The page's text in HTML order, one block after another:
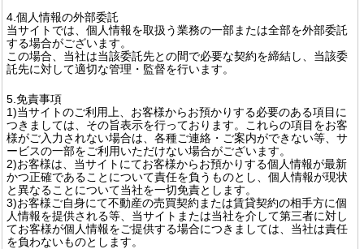
4.個人情報の外部委託
当サイトでは、個人情報を取扱う業務の一部または全部を外部委託
する場合がございます。
この場合、当社は当該委託先との間で必要な契約を締結し、当該委
託先に対して適切な管理・監督を行います。
5.免責事項
1)当サイトのご利用上、お客様からお預かりする必要のある項目に
つきましては、その旨表示を行っております。これらの項目をお客
様がご入力されない場合は、各種ご連絡・ご案内ができない等、サ
ービスの一部をご利用いただけない場合がございます。
2)お客様は、当サイトにてお客様からお預かりする個人情報が最新
かつ正確であることについて責任を負うものとし、個人情報が現状
と異なることについて当社を一切免責とします。
3)お客様ご自身にて不動産の売買契約または賃貸契約の相手方に個
人情報を提供される等、当サイトまたは当社を介して第三者に対し
てお客様が個人情報をご提供する場合につきましては、当社は責任
を負わないものとします。